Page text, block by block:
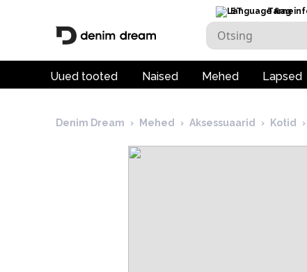
ET
Uued tooted Naised Mehed Lapsed
Denim Dream › Mehed › Aksessuaarid › Kotid ›